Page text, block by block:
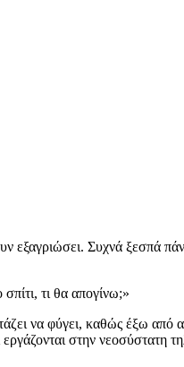
εξαγριώσει. Συχνά
τι θα απογίνω;»
να φύγει, καθώς έξω
στην